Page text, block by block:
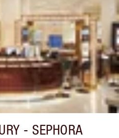
- SEPHORA